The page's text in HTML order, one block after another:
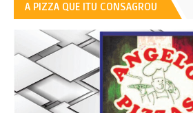
A PIZZA QUE ITU CONSAGROU